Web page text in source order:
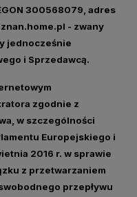
300568079, adres
- zwany
jednocześnie
i Sprzedawcą.
zgodnie z
w szczególności
Europejskiego i
2016 r. w sprawie
z przetwarzaniem
przepływu